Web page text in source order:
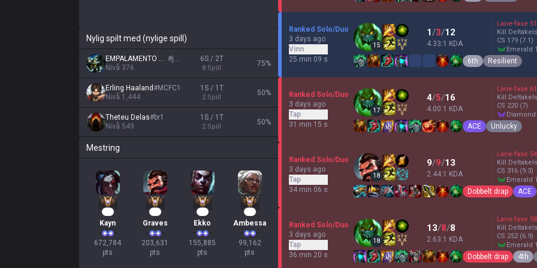
Nylig spilt med (nylige spill)
EMPALAMENTO KING #jew
Nivå 376
6S / 2T
8 Spill
75%
Erling Haaland#MCFC1
Nivå 1,444
1S / 1T
2 Spill
50%
Theteu Delas#br1
Nivå 549
1S / 1T
2 Spill
50%
Mestring
Kayn
672,784
pts
Graves
203,631
pts
Ekko
155,885
pts
Ambessa
99,162
pts
Ranked Solo/Duo
3 days ago
Vinn
25 min 09 s
15
1/3/12
4.33:1 KDA
Lane-fase 51
Kill
CS 179 (7.1)
emerald 1
6th Resilient
Ranked Solo/Duo
3 days ago
Tap
31 min 15 s
17
4/5/16
4.00:1 KDA
Lane-fase 61
Kill
CS 220 (7)
ACE Unlucky
Ranked Solo/Duo
3 days ago
Tap
34 min 06 s
18
9/9/13
2.44:1 KDA
Lane-fase 54
Kill
CS 316 (9.3)
emerald 1
Dobbelt drap ACE
Ranked Solo/Duo
3 days ago
Tap
36 min 20 s
18
13/8/8
2.63:1 KDA
Lane-fase 58
Kill
CS 252 (6.9)
emerald 1
Dobbelt drap 4th